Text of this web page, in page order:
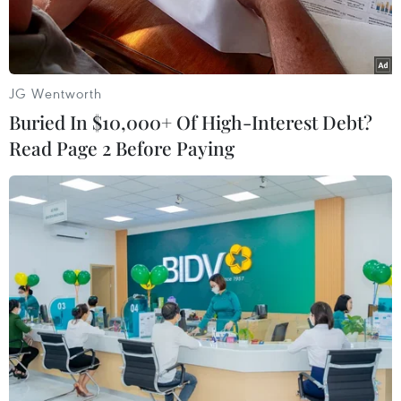
Công dân Australia Timothy Weeks. (Ảnh: AP/ TTXVN)
Trả lời kênh truyền hình Fox News, Đại sứ Mỹ
tại Đức Richard Grenell xác nhận hai con tin
người Mỹ và người Australia bị lực lượng
Taliban cầm giữ tại Afghanistan trong 3 năm
qua đã về Đức ngày 21/11, sau cuộc trao đổi tù
JG Wentworth
Buried In $10,000+ Of High-Interest Debt?
Read Page 2 Before Paying